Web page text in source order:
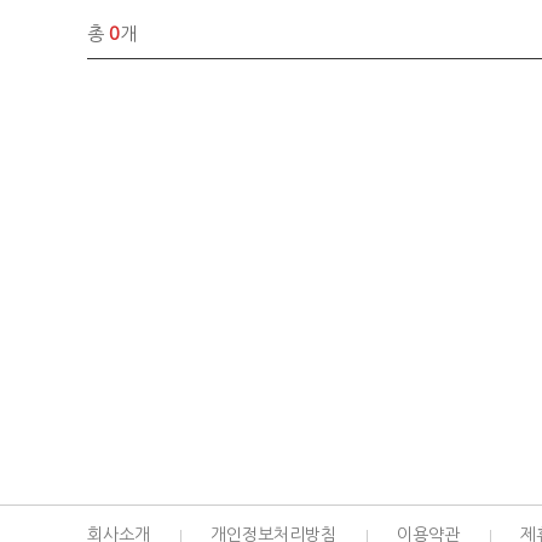
총 0개
회사소개 개인정보처리방침 이용약관 제